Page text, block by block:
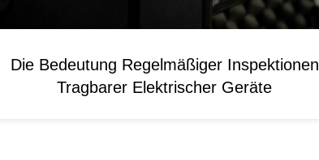
Die Bedeutung Regelmäßiger Inspektionen
Tragbarer Elektrischer Geräte